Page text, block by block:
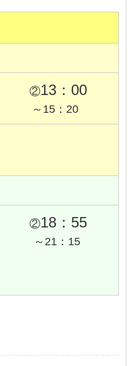
②13：00
～15：20
②18：55
～21：15